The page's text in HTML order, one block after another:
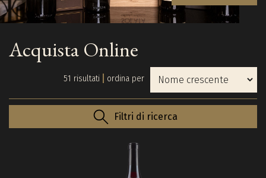
Acquista Online
51 risultati ordina per
Filtri di ricerca